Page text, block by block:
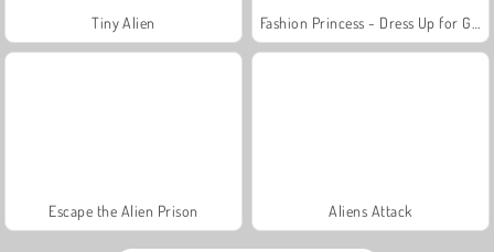
Tiny Alien
Escape the Alien Prison Aliens Attack